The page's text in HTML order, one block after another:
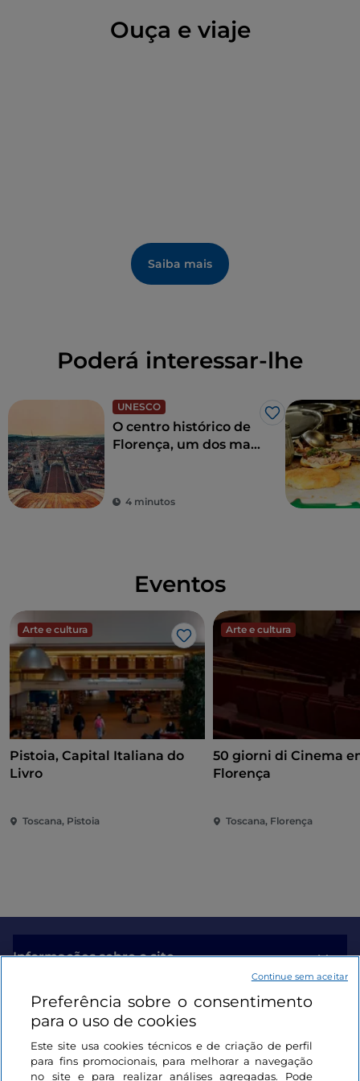
Ouça e viaje
Saiba mais
Poderá interessar-lhe
UNESCO
Gosto
O centro histórico de
Florença, um dos mais
4 minutos
Eventos
Arte e cultura
Gosto
Pistoia, Capital Italiana do
Livro
Toscana, Pistoia
Arte e cultura
50 giorni di Cinema
Florença
Toscana, Florença
Informações sobre o site
Ligações úteis
Iniciar sessão
Preferência sobre o consentimento
para o uso de cookies
Este site usa cookies técnicos e de criação de perfil
para fins promocionais, para melhorar a navegação
no site e para realizar análises agregadas. Pode
Continue sem aceitar